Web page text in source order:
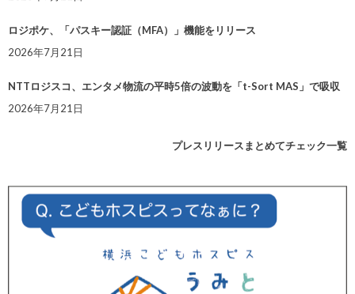
ロジポケ、「パスキー認証（MFA）」機能をリリース
2026年7月21日
NTTロジスコ、エンタメ物流の平時5倍の波動を「t-Sort MAS」で吸収
2026年7月21日
プレスリリースまとめてチェック一覧